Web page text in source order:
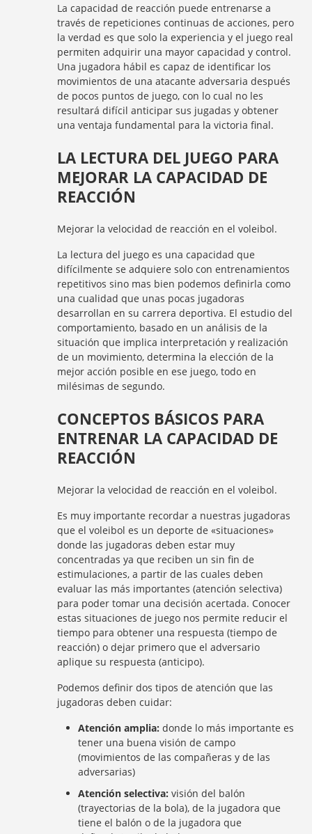
La capacidad de reacción puede entrenarse a
través de repeticiones continuas de acciones, pero
la verdad es que solo la experiencia y el juego real
permiten adquirir una mayor capacidad y control.
Una jugadora hábil es capaz de identificar los
movimientos de una atacante adversaria después
de pocos puntos de juego, con lo cual no les
resultará difícil anticipar sus jugadas y obtener
una ventaja fundamental para la victoria final.
LA LECTURA DEL JUEGO PARA
MEJORAR LA CAPACIDAD DE
REACCIÓN
Mejorar la velocidad de reacción en el voleibol.
La lectura del juego es una capacidad que
difícilmente se adquiere solo con entrenamientos
repetitivos sino mas bien podemos definirla como
una cualidad que unas pocas jugadoras
desarrollan en su carrera deportiva. El estudio del
comportamiento, basado en un análisis de la
situación que implica interpretación y realización
de un movimiento, determina la elección de la
mejor acción posible en ese juego, todo en
milésimas de segundo.
CONCEPTOS BÁSICOS PARA
ENTRENAR LA CAPACIDAD DE
REACCIÓN
Mejorar la velocidad de reacción en el voleibol.
Es muy importante recordar a nuestras jugadoras
que el voleibol es un deporte de «situaciones»
donde las jugadoras deben estar muy
concentradas ya que reciben un sin fin de
estimulaciones, a partir de las cuales deben
evaluar las más importantes (atención selectiva)
para poder tomar una decisión acertada. Conocer
estas situaciones de juego nos permite reducir el
tiempo para obtener una respuesta (tiempo de
reacción) o dejar primero que el adversario
aplique su respuesta (anticipo).
Podemos definir dos tipos de atención que las
jugadoras deben cuidar:
Atención amplia: donde lo más importante es
tener una buena visión de campo
(movimientos de las compañeras y de las
adversarias)
Atención selectiva: visión del balón
(trayectorias de la bola), de la jugadora que
tiene el balón o de la jugadora que